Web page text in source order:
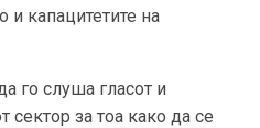
и капацитетите на
го слуша гласот и
сектор за тоа како да се